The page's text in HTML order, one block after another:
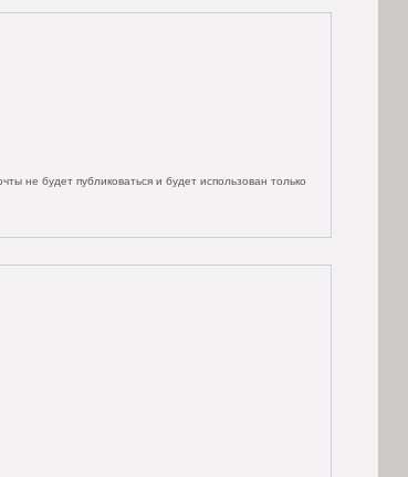
не будет публиковаться и будет использован только